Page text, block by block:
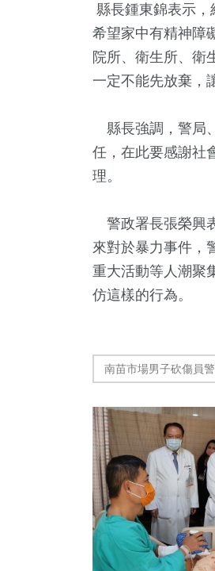
縣長鍾東錦表示，
希望家中有精神障
院所、衛生所、衛
一定不能先放棄，
縣長強調，警局
任，在此要感謝社
理。
警政署長張榮興
來對於暴力事件，
重大活動等人潮聚
仿這樣的行為。
南苗市場男子砍傷員
294+
文教
宗教